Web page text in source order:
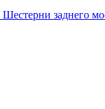
Шестерни заднего